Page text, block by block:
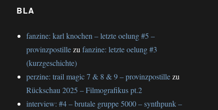
BLA
fanzine: karl knochen – letzte oelung #5 –
provinzpostillezufanzine: letzte oelung #3
(kurzgeschichte)
perzine: trail magic 7 & 8 & 9 – provinzpostillezu
Rückschau 2025 – Filmografikus pt.2
interview: #4 – brutale gruppe 5000 – synthpunk –